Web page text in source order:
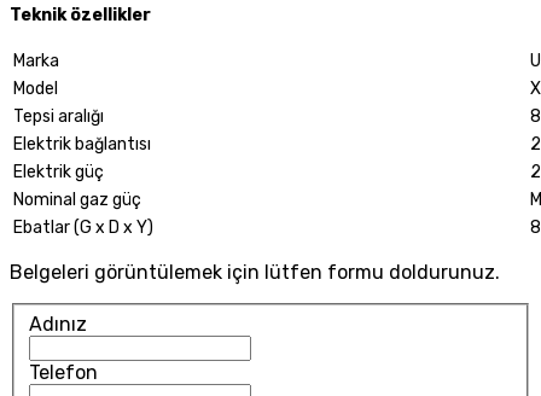
Teknik özellikler
Marka
Model
Tepsi aralığı
Elektrik bağlantısı
Elektrik güç
Nominal gaz güç
Ebatlar (G x D x Y)
Belgeleri görüntülemek için lütfen formu doldurunuz.
Adınız
Telefon